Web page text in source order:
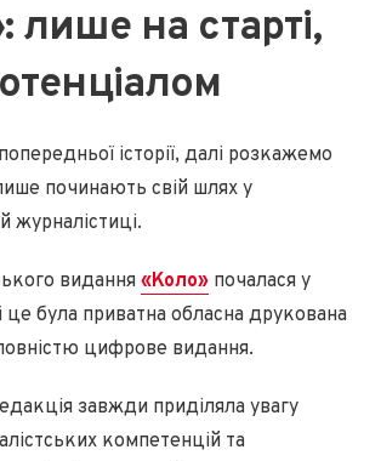
лише на старті,
історії, далі розкажемо
починають свій шлях у
журналістиці.
видання «Коло» почалася у
це була приватна обласна друкована
цифрове видання.
завжди приділяла увагу
компетенцій та